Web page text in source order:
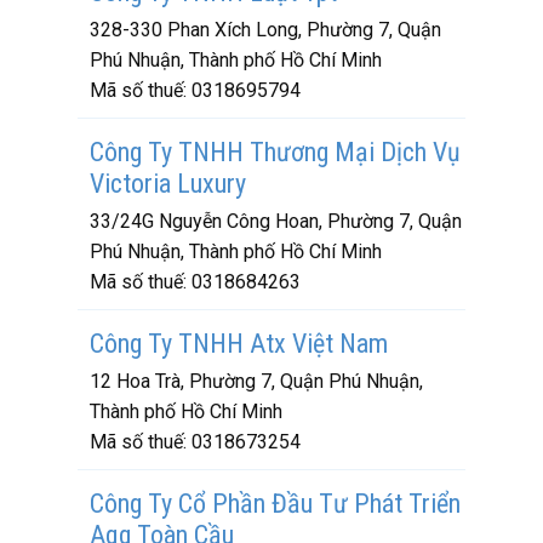
328-330 Phan Xích Long, Phường 7, Quận
Phú Nhuận, Thành phố Hồ Chí Minh
Mã số thuế: 0318695794
Công Ty TNHH Thương Mại Dịch Vụ
Victoria Luxury
33/24G Nguyễn Công Hoan, Phường 7, Quận
Phú Nhuận, Thành phố Hồ Chí Minh
Mã số thuế: 0318684263
Công Ty TNHH Atx Việt Nam
12 Hoa Trà, Phường 7, Quận Phú Nhuận,
Thành phố Hồ Chí Minh
Mã số thuế: 0318673254
Công Ty Cổ Phần Đầu Tư Phát Triển
Aqg Toàn Cầu